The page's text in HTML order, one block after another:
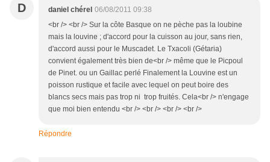
D daniel chérel 06/08/2011 09:38
<br /> <br /> Sur la côte Basque on ne pèche pas la loubine
mais la louvine ; d'accord pour la cuisson au jour, sans rien,
d'accord aussi pour le Muscadet. Le Txacoli (Gétaria)
convient également très bien de<br /> même que le Picpoul
de Pinet. ou un Gaillac perlé Finalement la Louvine est un
poisson rustique et facile avec lequel on peut boire des
blancs secs mais pas trop ni trop fruités. Cela<br /> n'engage
que moi bien entendu <br /> <br /> <br /> <br />
Répondre